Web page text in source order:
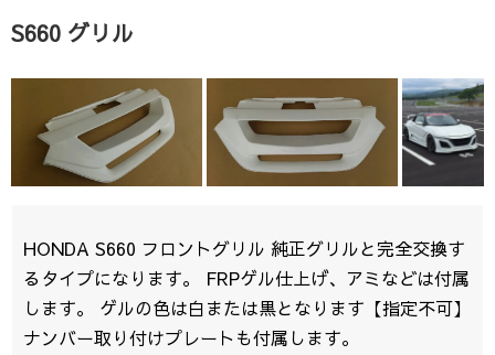
S660 グリル
HONDA S660 フロントグリル 純正グリルと完全交換す
るタイプになります。 FRPゲル仕上げ、アミなどは付属
します。 ゲルの色は白または黒となります【指定不可】
ナンバー取り付けプレートも付属します。